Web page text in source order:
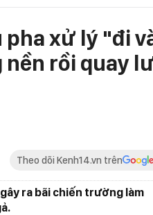
xử lý "đi
rồi quay
Theo dõi Kenh14.vn trên
ra bãi chiến trường làm